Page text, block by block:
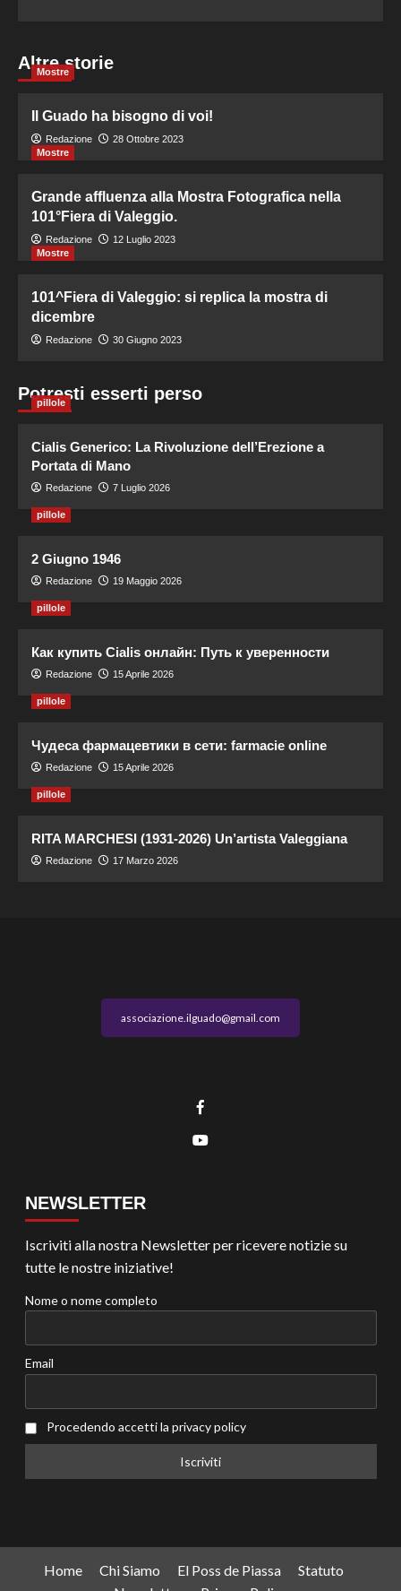
Altre storie
Mostre
Il Guado ha bisogno di voi!
Redazione
28 Ottobre 2023
Mostre
Grande affluenza alla Mostra Fotografica nella
101°Fiera di Valeggio.
Redazione
12 Luglio 2023
Mostre
101^Fiera di Valeggio: si replica la mostra di
dicembre
Redazione 30 Giugno 2023
Potresti esserti perso
pillole
Cialis Generico: La Rivoluzione dell’Erezione a
Portata di Mano
Redazione 7 Luglio 2026
pillole
2 Giugno 1946
Redazione 19 Maggio 2026
pillole
Как купить Cialis онлайн: Путь к уверенности
Redazione 15 Aprile 2026
pillole
Чудеса фармацевтики в сети: farmacie online
Redazione 15 Aprile 2026
pillole
RITA MARCHESI (1931-2026) Un’artista Valeggiana
Redazione 17 Marzo 2026
associazione.ilguado@gmail.com
NEWSLETTER
Iscriviti alla nostra Newsletter per ricevere notizie su
tutte le nostre iniziative!
Nome o nome completo
Email
Procedendo accetti la privacy policy
Home Chi Siamo El Poss de Piassa
Statuto